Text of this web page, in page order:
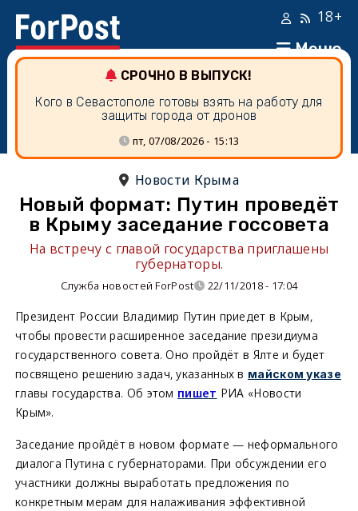
Меню
18+
СРОЧНО В ВЫПУСК!
Кого в Севастополе готовы взять на работу для
защиты города от дронов
пт, 07/08/2026 - 15:13
Новости Крыма
Новый формат: Путин проведёт
в Крыму заседание госсовета
На встречу с главой государства приглашены
губернаторы.
Служба новостей ForPost 22/11/2018 - 17:04
Президент России Владимир Путин приедет в Крым,
чтобы провести расширенное заседание президиума
государственного совета. Оно пройдёт в Ялте и будет
посвящено решению задач, указанных в майском указе
главы государства. Об этом пишет РИА «Новости
Крым».
Заседание пройдёт в новом формате — неформального
диалога Путина с губернаторами. При обсуждении его
участники должны выработать предложения по
конкретным мерам для налаживания эффективной